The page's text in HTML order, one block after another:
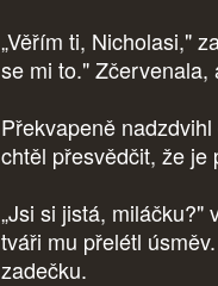
„Věřím ti, Nicholasi,"
se mi to."
Překvapeně
chtěl přesvědčit, že je
„Jsi si jistá, miláčku?"
tváři mu přelétl
zadečku.